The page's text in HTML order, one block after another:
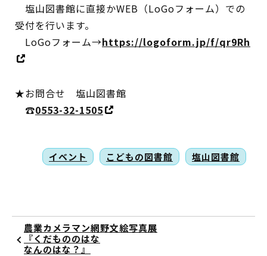
塩山図書館に直接かWEB（LoGoフォーム）での
受付を行います。
LoGoフォーム→https://logoform.jp/f/qr9Rh
★お問合せ 塩山図書館
☎0553-32-1505
イベント こどもの図書館 塩山図書館
農業カメラマン網野文絵写真展
『くだもののはな
なんのはな？』